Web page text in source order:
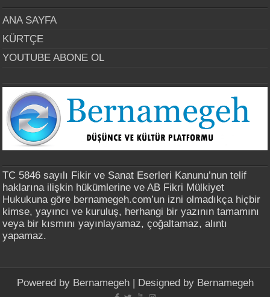
ANA SAYFA
KÜRTÇE
YOUTUBE ABONE OL
TC 5846 sayılı Fikir ve Sanat Eserleri Kanunu’nun telif
haklarına ilişkin hükümlerine ve AB Fikri Mülkiyet
Hukukuna göre bernamegeh.com’un izni olmadıkça hiçbir
kimse, yayıncı ve kuruluş, herhangi bir yazının tamamını
veya bir kısmını yayınlayamaz, çoğaltamaz, alıntı
yapamaz.
Powered by Bernamegeh| Designed by Bernamegeh